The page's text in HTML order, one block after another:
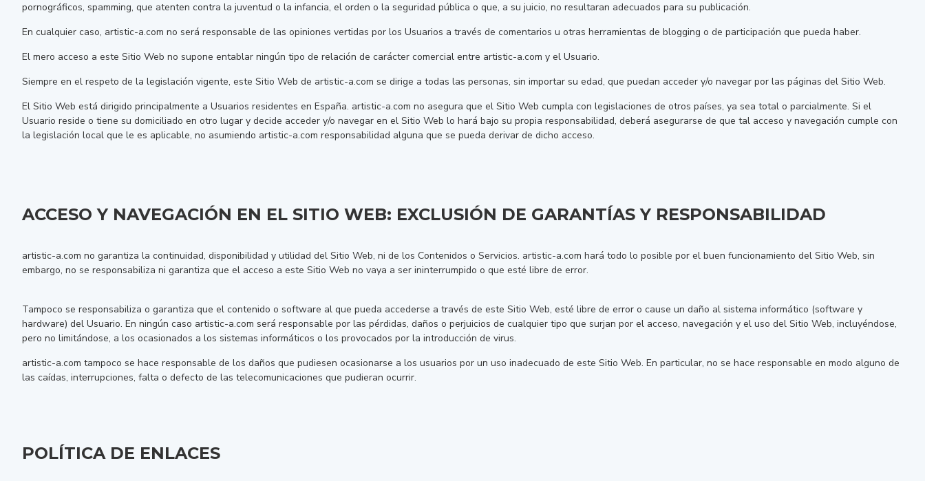
pornográficos, spamming, que atenten contra la juventud o la infancia, el orden o la seguridad pública o que, a su juicio, no resultaran adecuados para su publicación.
En cualquier caso, artistic-a.com no será responsable de las opiniones vertidas por los Usuarios a través de comentarios u otras herramientas de blogging o de participación que pueda haber.
El mero acceso a este Sitio Web no supone entablar ningún tipo de relación de carácter comercial entre artistic-a.com y el Usuario.
Siempre en el respeto de la legislación vigente, este Sitio Web de artistic-a.com se dirige a todas las personas, sin importar su edad, que puedan acceder y/o navegar por las páginas del Sitio Web.
El Sitio Web está dirigido principalmente a Usuarios residentes en España. artistic-a.com no asegura que el Sitio Web cumpla con legislaciones de otros países, ya sea total o parcialmente. Si el
Usuario reside o tiene su domiciliado en otro lugar y decide acceder y/o navegar en el Sitio Web lo hará bajo su propia responsabilidad, deberá asegurarse de que tal acceso y navegación cumple con
la legislación local que le es aplicable, no asumiendo artistic-a.com responsabilidad alguna que se pueda derivar de dicho acceso.
ACCESO Y NAVEGACIÓN EN EL SITIO WEB: EXCLUSIÓN DE GARANTÍAS Y RESPONSABILIDAD
artistic-a.com no garantiza la continuidad, disponibilidad y utilidad del Sitio Web, ni de los Contenidos o Servicios. artistic-a.com hará todo lo posible por el buen funcionamiento del Sitio Web, sin
embargo, no se responsabiliza ni garantiza que el acceso a este Sitio Web no vaya a ser ininterrumpido o que esté libre de error.
Tampoco se responsabiliza o garantiza que el contenido o software al que pueda accederse a través de este Sitio Web, esté libre de error o cause un daño al sistema informático (software y
hardware) del Usuario. En ningún caso artistic-a.com será responsable por las pérdidas, daños o perjuicios de cualquier tipo que surjan por el acceso, navegación y el uso del Sitio Web, incluyéndose,
pero no limitándose, a los ocasionados a los sistemas informáticos o los provocados por la introducción de virus.
artistic-a.com tampoco se hace responsable de los daños que pudiesen ocasionarse a los usuarios por un uso inadecuado de este Sitio Web. En particular, no se hace responsable en modo alguno de
las caídas, interrupciones, falta o defecto de las telecomunicaciones que pudieran ocurrir.
POLÍTICA DE ENLACES